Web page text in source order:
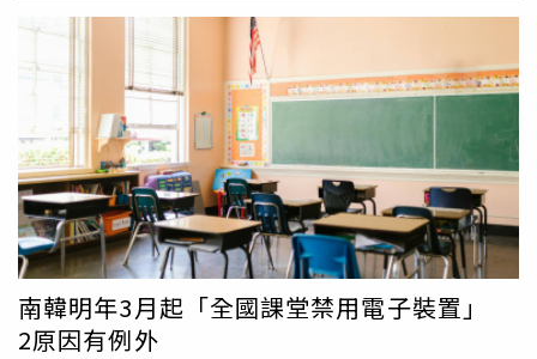
度，搭載超高亮度的Micro LED顯示器在烈日陽光下也能提
供清晰的視覺體驗，推動運動科技邁向全新高度。友達長期
深耕Micro LED前瞻顯示技術，並結盟生態圈，串連技術至
實現量產，已分別在電視及車用等領域導入市場；此次攜手
Garmin推出智慧腕錶，標誌著Micro LED顯示技術正式進入
日常穿戴應用，深入擴展至個人使用場景。友達4日股價最
高來到12.4元，終場上漲0.4%，收至12.3元，成交量達2萬
7986張。友達ADR 3日於美股收盤上漲2.98%，以4.84美元
作收。
南韓明年3月起「全國課堂禁用電子裝置」
2原因有例外